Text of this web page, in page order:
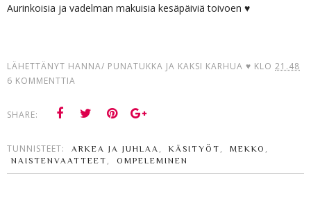
Aurinkoisia ja vadelman makuisia kesäpäiviä toivoen ♥
LÄHETTÄNYT HANNA/ PUNATUKKA JA KAKSI KARHUA ♥ KLO 21.48
6 KOMMENTTIA
SHARE:
TUNNISTEET: ARKEA JA JUHLAA , KÄSITYÖT , MEKKO ,
NAISTENVAATTEET , OMPELEMINEN